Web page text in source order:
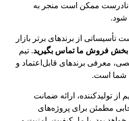
نادرست ممکن است منجر به
شود.
از برندهای برتر بازار
بخش فروش ما تماس بگیرید. تیم
معرفی برندهای قابل‌اعتماد و
شما است.
از تولیدکننده، ارائه ضمانت
مطمئن برای پروژه‌های